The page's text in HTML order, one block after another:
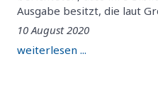
Ausgabe besitzt, die laut
10 August 2020
weiterlesen ...